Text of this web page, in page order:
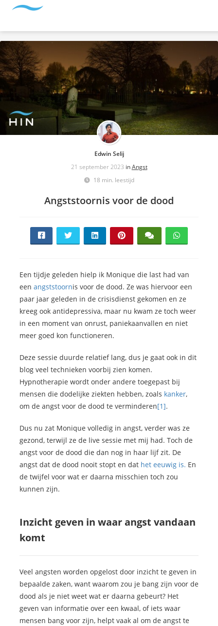
Edwin Selij
21 september 2023 inAngst
18 min. leestijd
Angststoornis voor de dood
Een tijdje geleden hielp ik Monique die last had van
een angststoornis voor de dood. Ze was hiervoor een
paar jaar geleden in de crisisdienst gekomen en ze
kreeg ook antidepressiva, maar nu kwam ze toch weer
in een moment van onrust, paniekaanvallen en niet
meer goed kon functioneren.
Deze sessie duurde relatief lang, dus je gaat ook in dit
blog veel technieken voorbij zien komen.
Hypnotherapie wordt onder andere toegepast bij
mensen die dodelijke ziekten hebben, zoals kanker,
om de angst voor de dood te verminderen[1].
Dus nu zat Monique volledig in angst, verder was ze
gezond, terwijl ze de live sessie met mij had. Toch de
angst voor de dood die dan nog in haar lijf zit. De
angst dat de dood nooit stopt en dat het eeuwig is. En
de twijfel voor wat er daarna misschien toch zou
kunnen zijn.
Inzicht geven in waar angst vandaan
komt
Veel angsten worden opgelost door inzicht te geven in
bepaalde zaken, want waarom zou je bang zijn voor de
dood als je niet weet wat er daarna gebeurt? Het
geven van informatie over een kwaal, of iets waar
mensen bang voor zijn, helpt vaak al om de angst te